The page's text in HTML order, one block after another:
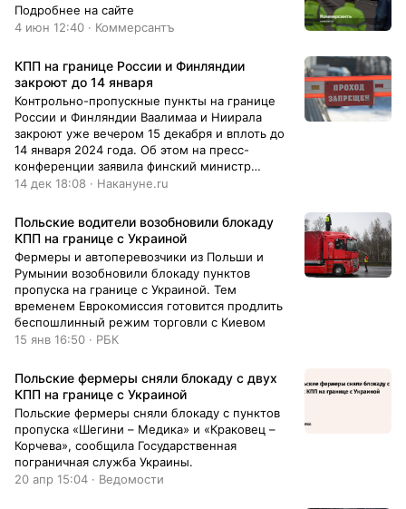
Подробнее на сайте
4 июн 12:40 · Коммерсантъ
КПП на границе России и Финляндии
закроют до 14 января
Контрольно-пропускные пункты на границе
России и Финляндии Ваалимаа и Ниирала
закроют уже вечером 15 декабря и вплоть до
14 января 2024 года. Об этом на пресс-
конференции заявила финский министр
внутренних дел Мари Рантанен.
14 дек 18:08 · Накануне.ru
Польские водители возобновили блокаду
КПП на границе с Украиной
Фермеры и автоперевозчики из Польши и
Румынии возобновили блокаду пунктов
пропуска на границе с Украиной. Тем
временем Еврокомиссия готовится продлить
беспошлинный режим торговли с Киевом
15 янв 16:50 · РБК
Польские фермеры сняли блокаду с двух
КПП на границе с Украиной
Польские фермеры сняли блокаду с пунктов
пропуска «Шегини – Медика» и «Краковец –
Корчева», сообщила Государственная
пограничная служба Украины.
20 апр 15:04 · Ведомости